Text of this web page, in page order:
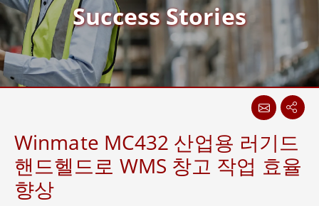
Success Stories
Winmate MC432 산업용 러기드
핸드헬드로 WMS 창고 작업 효율
향상